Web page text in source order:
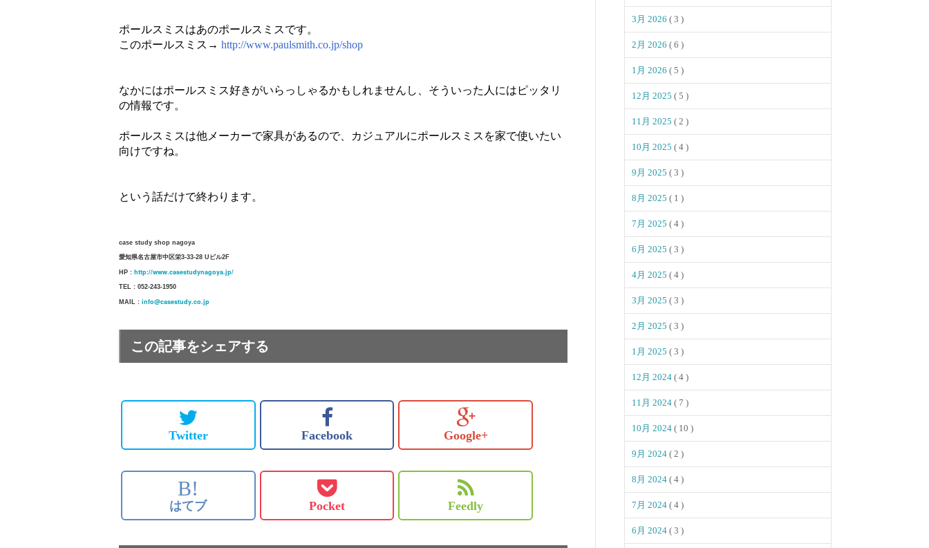
ポールスミスはあのポールスミスです。
このポールスミス→ http://www.paulsmith.co.jp/shop
なかにはポールスミス好きがいらっしゃるかもしれませんし、そういった人にはピッタリ
の情報です。
ポールスミスは他メーカーで家具があるので、カジュアルにポールスミスを家で使いたい
向けですね。
という話だけで終わります。
case study shop nagoya
愛知県名古屋市中区栄3-33-28 Uビル2F
HP : http://www.casestudynagoya.jp/
TEL : 052-243-1950
MAIL : info@casestudy.co.jp
この記事をシェアする
Twitter Facebook Google+
B!
はてブ Pocket Feedly
3月 2026 ( 3 )
2月 2026 ( 6 )
1月 2026 ( 5 )
12月 2025 ( 5 )
11月 2025 ( 2 )
10月 2025 ( 4 )
9月 2025 ( 3 )
8月 2025 ( 1 )
7月 2025 ( 4 )
6月 2025 ( 3 )
4月 2025 ( 4 )
3月 2025 ( 3 )
2月 2025 ( 3 )
1月 2025 ( 3 )
12月 2024 ( 4 )
11月 2024 ( 7 )
10月 2024 ( 10 )
9月 2024 ( 2 )
8月 2024 ( 4 )
7月 2024 ( 4 )
6月 2024 ( 3 )